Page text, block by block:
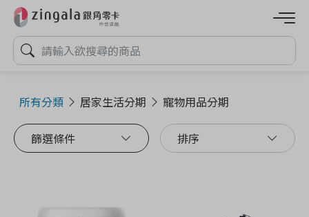
所有分類 居家生活分期 寵物用品分期
篩選條件 排序